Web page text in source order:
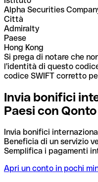
Alpha Securities
Città
Admiralty
Paese
Hong Kong
Si prega di notare che
l'identità di questo
codice SWIFT corretto
Invia bonifici
Paesi con Qonto
Invia bonifici
Beneficia di un servizio
Semplifica i pagamenti
Apri un conto in pochi